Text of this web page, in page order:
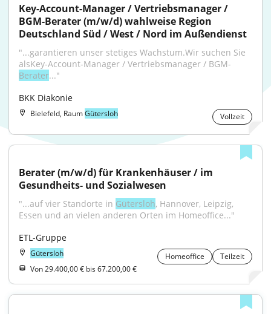
Key-Account-Manager / Vertriebsmanager /
BGM-Berater (m/w/d) wahlweise Region
Deutschland Süd / West / Nord im Außendienst
"...garantieren unser stetiges Wachstum.Wir suchen Sie
alsKey-Account-Manager / Vertriebsmanager / BGM-
Berater..."
BKK Diakonie
Bielefeld, RaumGütersloh Vollzeit
Berater (m/w/d) für Krankenhäuser / im
Gesundheits- und Sozialwesen
"...auf vier Standorte in Gütersloh, Hannover, Leipzig,
Essen und an vielen anderen Orten im Homeoffice..."
ETL-Gruppe
Gütersloh Homeoffice
Teilzeit
Von 29.400,00 € bis 67.200,00 €